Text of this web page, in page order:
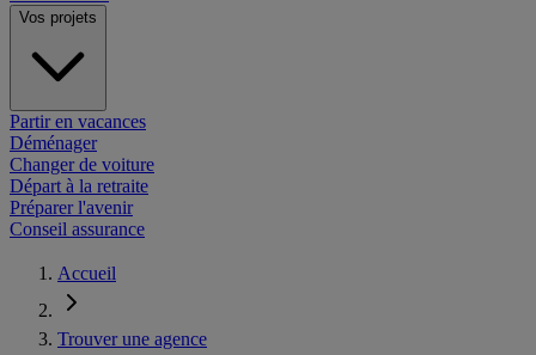
Vos projets
Partir en vacances
Déménager
Changer de voiture
Départ à la retraite
Préparer l'avenir
Conseil assurance
Accueil
Trouver une agence